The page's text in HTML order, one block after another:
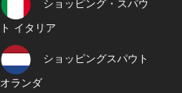
ショッピング・スパウ
ト イタリア
ショッピングスパウト
オランダ